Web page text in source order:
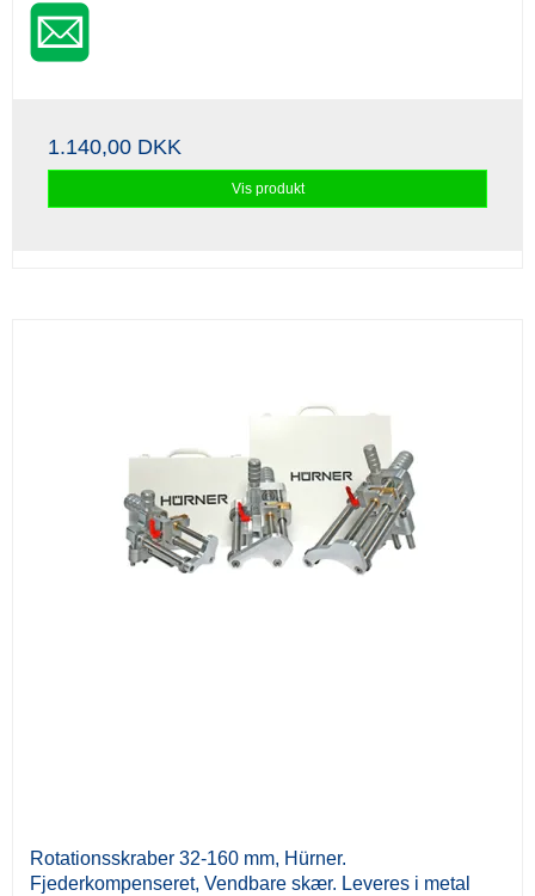
1.140,00 DKK
Vis produkt
Rotationsskraber 32-160 mm, Hürner.
Fjederkompenseret, Vendbare skær. Leveres i metal